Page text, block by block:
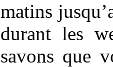
matins
durant les
savons que